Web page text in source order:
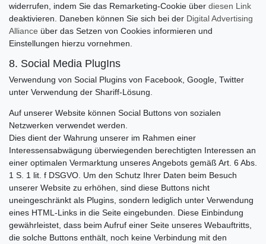
widerrufen, indem Sie das Remarketing-Cookie über diesen Link
deaktivieren. Daneben können Sie sich bei der Digital Advertising
Alliance über das Setzen von Cookies informieren und
Einstellungen hierzu vornehmen.
8. Social Media PlugIns
Verwendung von Social Plugins von Facebook, Google, Twitter
unter Verwendung der Shariff-Lösung.
Auf unserer Website können Social Buttons von sozialen
Netzwerken verwendet werden.
Dies dient der Wahrung unserer im Rahmen einer
Interessensabwägung überwiegenden berechtigten Interessen an
einer optimalen Vermarktung unseres Angebots gemäß Art. 6 Abs.
1 S. 1 lit. f DSGVO. Um den Schutz Ihrer Daten beim Besuch
unserer Website zu erhöhen, sind diese Buttons nicht
uneingeschränkt als Plugins, sondern lediglich unter Verwendung
eines HTML-Links in die Seite eingebunden. Diese Einbindung
gewährleistet, dass beim Aufruf einer Seite unseres Webauftritts,
die solche Buttons enthält, noch keine Verbindung mit den